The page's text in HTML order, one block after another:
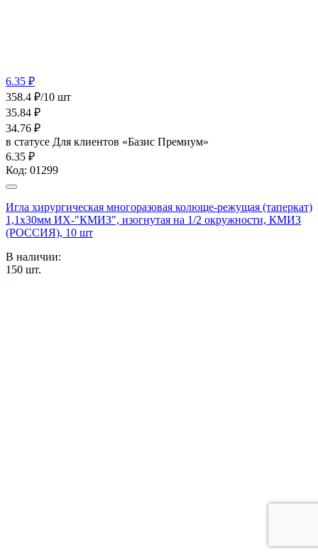
6.35 ₽
358.4 ₽/10 шт
35.84 ₽
34.76 ₽
в статусе Для клиентов «Базис Премиум»
6.35 ₽
Код: 01299
Игла хирургическая многоразовая колюще-режущая (таперкат)
1,1х30мм ИХ-"КМИЗ", изогнутая на 1/2 окружности, КМИЗ
(РОССИЯ), 10 шт
В наличии:
150 шт.